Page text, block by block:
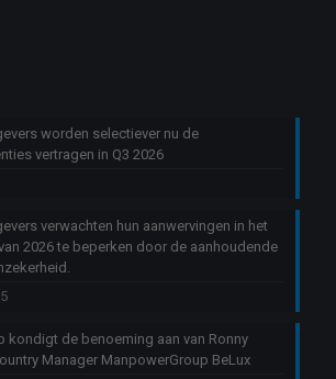
worden selectiever nu de
vertragen in Q3 2026
verwachten hun aanwervingen in het
2026 te beperken door de aanhoudende
kondigt de benoeming aan van Ronny
Manager ManpowerGroup BeLux